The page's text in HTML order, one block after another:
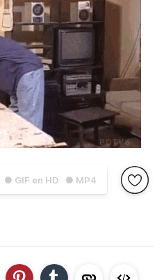
● GIF en HD ● MP4